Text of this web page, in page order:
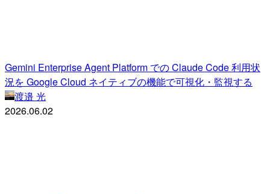
Gemini Enterprise Agent Platform での Claude Code 利用状
況を Google Cloud ネイティブの機能で可視化・監視する
渡邉 光
2026.06.02